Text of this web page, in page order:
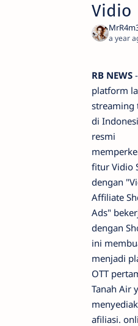
Vidio
a year
RB NEWS
platform
streaming
di
resmi
fitur Vidio
dengan
Affiliate
Ads"
dengan
ini
menjadi
OTT
Tanah Air
afiliasi.